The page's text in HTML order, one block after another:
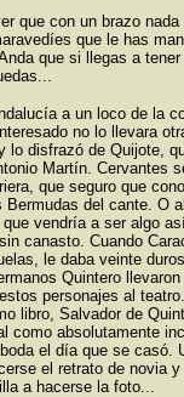
que con un brazo nada
que le has
que si llegas a
a un loco de la
no lo llevara
lo disfrazó de Quijote,
Martín. Cervantes
que seguro que
del cante. O
vendría a ser algo
canasto. Cuando
le daba veinte
Quintero llevaron
personajes al
libro, Salvador de
como absolutamente
el día que se casó.
el retrato de novia
a hacerse la foto...